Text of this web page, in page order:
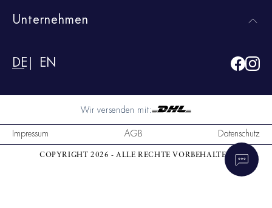
Unternehmen
DE EN
Wir versenden mit:
Impressum
AGB Datenschutz
COPYRIGHT 2026 - ALLE RECHTE VORBEHALTEN